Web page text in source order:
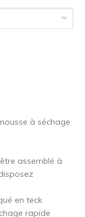
à séchage
assemblé à
en teck
rapide